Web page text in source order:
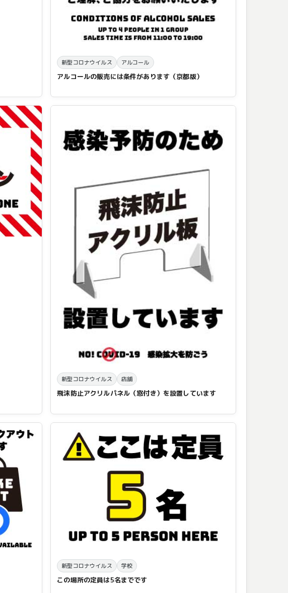
新型コロナウイルス アルコール
アルコールの販売には条件があります（京都版）
新型コロナウイルス 店舗
飛沫防止アクリルパネル（窓付き）を設置しています
新型コロナウイルス 学校
この場所の定員は5名までです